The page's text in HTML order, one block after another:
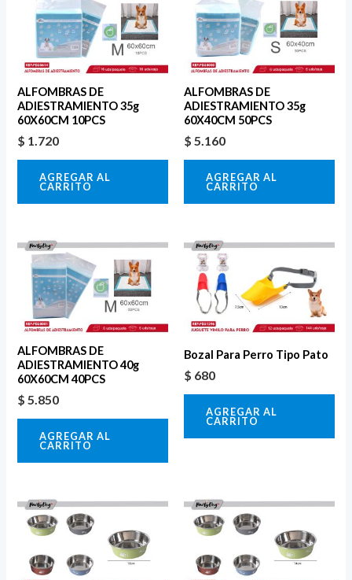
ALFOMBRAS DE
ADIESTRAMIENTO 35g
60X60CM 10PCS
$ 1.720
AGREGAR AL
CARRITO
ALFOMBRAS DE
ADIESTRAMIENTO 35g
60X40CM 50PCS
$ 5.160
AGREGAR AL
CARRITO
ALFOMBRAS DE
ADIESTRAMIENTO 40g
60X60CM 40PCS
$ 5.850
AGREGAR AL
CARRITO
Bozal Para Perro Tipo Pato
$ 680
AGREGAR AL
CARRITO